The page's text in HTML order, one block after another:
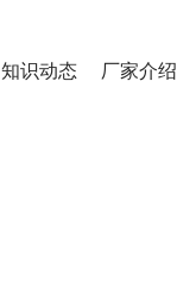
知识动态 厂家介绍